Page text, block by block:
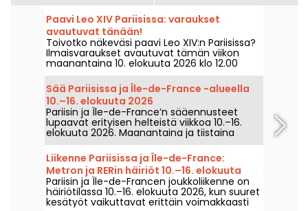
Paavi Leo XIV Pariisissa: varaukset
avautuvat tänään!
Toivotko näkeväsi paavi Leo XIV:n Pariisissa?
Ilmaisvaraukset avautuvat tämän viikon
maanantaina 10. elokuuta 2026 klo 12.00
alkaen. Ilmoittautuminen, vahvistus sekä
tapahtumat, joihin ei tarvita lippua: käymme
tilannetta läpi ennen lähtölaukausta.
Sää Pariisissa ja Île-de-France -alueella
10.–16. elokuuta 2026
Pariisin ja Île-de-France’n sääennusteet
lupaavat erityisen helteistä viikkoa 10.–16.
elokuuta 2026. Maanantaina ja tiistaina
lämpötilat kipuavat noin 33 °C, torstaina
elohopea saattaa nousta jopa 38 °C:iin.
Lämpötilat kuitenkin laskevat viikonlopun 15.
elokuuta aikana.
Liikenne Pariisissa ja Île-de-France:
Metron ja RERin häiriöt 10.–16. elokuuta
2026
Pariisin ja Île-de-Francen joukkoliikenne on
häiriötilassa 10.–16. elokuuta 2026, kun suuret
kesätyöt vaikuttavat erittäin voimakkaasti